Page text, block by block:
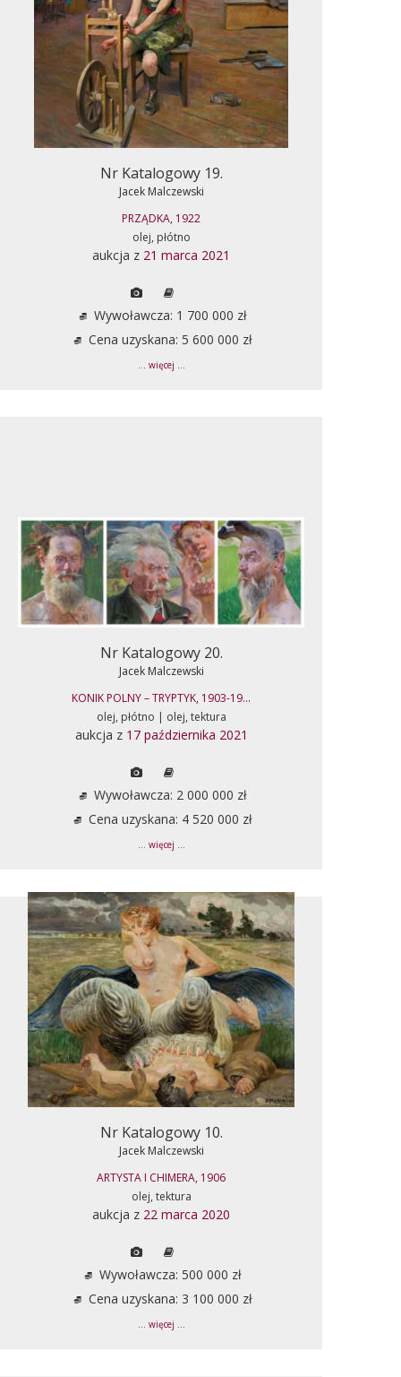
Nr Katalogowy 19.
Jacek Malczewski
PRZĄDKA, 1922
olej, płótno
aukcja z 21 marca 2021
Wywoławcza: 1 700 000 zł
Cena uzyskana: 5 600 000 zł
... więcej ...
Nr Katalogowy 20.
Jacek Malczewski
KONIK POLNY – TRYPTYK, 1903-19...
olej, płótno | olej, tektura
aukcja z 17 października 2021
Wywoławcza: 2 000 000 zł
Cena uzyskana: 4 520 000 zł
... więcej ...
Nr Katalogowy 10.
Jacek Malczewski
ARTYSTA I CHIMERA, 1906
olej, tektura
aukcja z 22 marca 2020
Wywoławcza: 500 000 zł
Cena uzyskana: 3 100 000 zł
... więcej ...